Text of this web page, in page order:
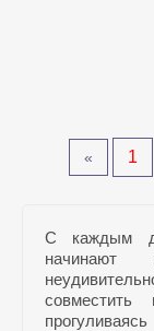
« 1
С каждым
начинают